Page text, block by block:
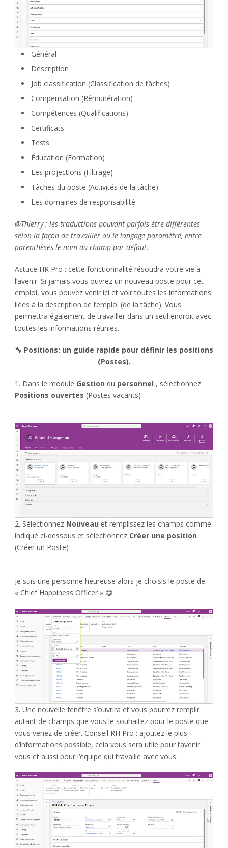
Général
Description
Job classification (Classification de tâches)
Compensation (Rémunération)
Compétences (Qualifications)
Certificats
Tests
Éducation (Formation)
Les projections (Filtrage)
Tâches du poste (Activités de la tâche)
Les domaines de responsabilité
@Thierry : les traductions pouvant parfois être différentes
selon la façon de travailler ou le langage paramétré, entre
parenthèses le nom du champ par défaut.
Astuce HR Pro : cette fonctionnalité résoudra votre vie à
l’avenir. Si jamais vous ouvrez un nouveau poste pour cet
emploi, vous pouvez venir ici et voir toutes les informations
liées à la description de l’emploi (de la tâche). Vous
permettra également de travailler dans un seul endroit avec
toutes les informations réunies.
🔧 Positions: un guide rapide pour définir les positions
(Postes).
1. Dans le module Gestion du personnel , sélectionnez
Positions ouvertes (Postes vacants) .
2. Sélectionnez Nouveau et remplissez les champs comme
indiqué ci-dessous et sélectionnez Créer une position
(Créer un Poste)
Je suis une personne heureuse alors je choisis le poste de
« Chief Happiness Officer » 😋
3. Une nouvelle fenêtre s’ouvrira et vous pourrez remplir
autant de champs que vous le souhaitez pour le poste que
vous venez de créer. Conseil RH Pro : ajoutez le plus
d’informations possible, cela vous sera utile pour l’avenir
vous et aussi pour l’équipe qui travaille avec vous.